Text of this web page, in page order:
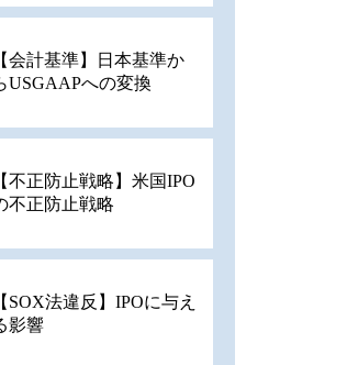
【会計基準】日本基準か
USGAAPへの変換
【不正防止戦略】米国IPO
不正防止戦略
【SOX法違反】IPOに与え
影響